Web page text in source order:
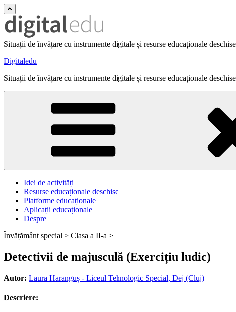
Situații de învățare cu instrumente digitale și resurse educaționale deschise
Digitaledu
Situații de învățare cu instrumente digitale și resurse educaționale deschise
Idei de activități
Resurse educaționale deschise
Platforme educaționale
Aplicații educaționale
Despre
Învățământ special > Clasa a II-a >
Detectivii de majusculă (Exercițiu ludic)
Autor: Laura Haranguș - Liceul Tehnologic Special, Dej (Cluj)
Descriere: